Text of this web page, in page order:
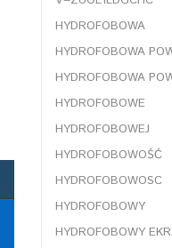
HYDROFOBOWA
HYDROFOBOWA
HYDROFOBOWA
HYDROFOBOWE
HYDROFOBOWEJ
HYDROFOBOWOŚĆ
HYDROFOBOWOSC
HYDROFOBOWY
HYDROFOBOWY